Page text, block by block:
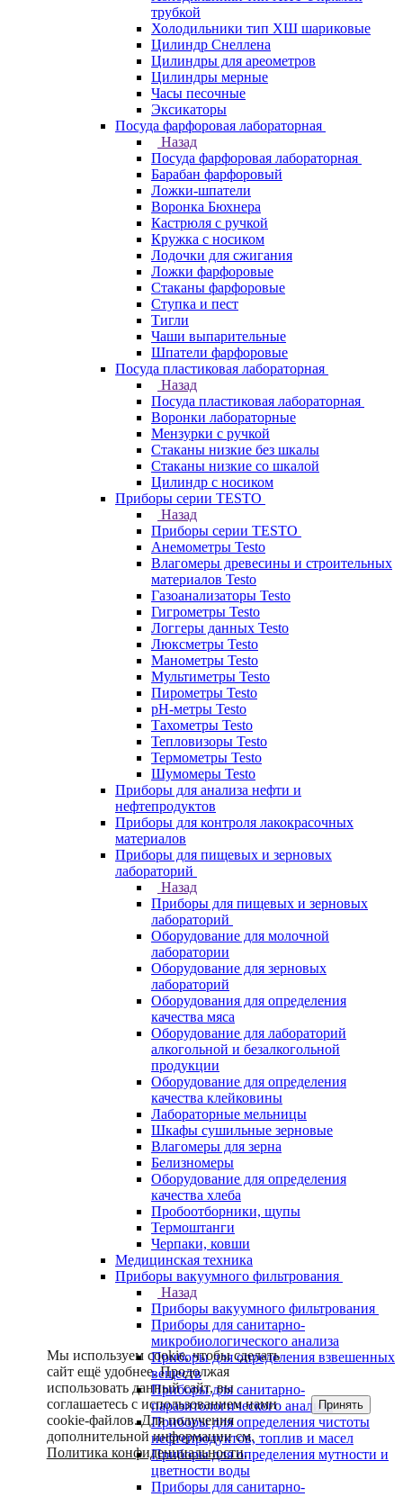
трубкой
Холодильники тип ХШ шариковые
Цилиндр Снеллена
Цилиндры для ареометров
Цилиндры мерные
Часы песочные
Эксикаторы
Посуда фарфоровая лабораторная
Назад
Посуда фарфоровая лабораторная
Барабан фарфоровый
Ложки-шпатели
Воронка Бюхнера
Кастрюля с ручкой
Кружка с носиком
Лодочки для сжигания
Ложки фарфоровые
Стаканы фарфоровые
Ступка и пест
Тигли
Чаши выпарительные
Шпатели фарфоровые
Посуда пластиковая лабораторная
Назад
Посуда пластиковая лабораторная
Воронки лабораторные
Мензурки с ручкой
Стаканы низкие без шкалы
Стаканы низкие со шкалой
Цилиндр с носиком
Приборы серии TESTO
Назад
Приборы серии TESTO
Анемометры Testo
Влагомеры древесины и строительных
материалов Testo
Газоанализаторы Testo
Гигрометры Testo
Логгеры данных Testo
Люксметры Testo
Манометры Testo
Мультиметры Testo
Пирометры Testo
pH-метры Testo
Тахометры Testo
Тепловизоры Testo
Термометры Testo
Шумомеры Testo
Приборы для анализа нефти и
нефтепродуктов
Приборы для контроля лакокрасочных
материалов
Приборы для пищевых и зерновых
лабораторий
Назад
Приборы для пищевых и зерновых
лабораторий
Оборудование для молочной
лаборатории
Оборудование для зерновых
лабораторий
Оборудования для определения
качества мяса
Оборудование для лабораторий
алкогольной и безалкогольной
продукции
Оборудование для определения
качества клейковины
Лабораторные мельницы
Шкафы сушильные зерновые
Влагомеры для зерна
Белизномеры
Оборудование для определения
качества хлеба
Пробоотборники, щупы
Термоштанги
Черпаки, ковши
Медицинская техника
Приборы вакуумного фильтрования
Назад
Приборы вакуумного фильтрования
Приборы для санитарно-
микробиологического анализа
Приборы для определения взвешенных
веществ
Приборы для санитарно-
паразитологического анализа
Приборы для определения чистоты
нефтепродуктов, топлив и масел
Приборы для определения мутности и
цветности воды
Приборы для санитарно-
Мы используем cookie, чтобы сделать
сайт ещё удобнее. Продолжая
использовать данный сайт, вы
соглашаетесь с использованием нами
cookie-файлов. Для получения
дополнительной информации см.
Политика конфиденциальности.
Принять